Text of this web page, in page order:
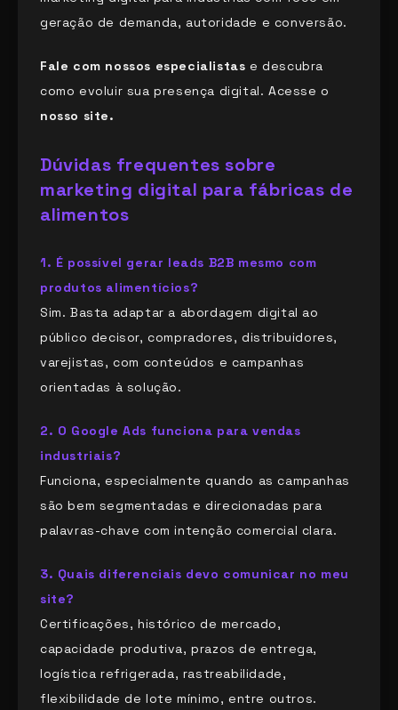
geração de demanda, autoridade e conversão.
Fale com nossos especialistas e descubra
como evoluir sua presença digital. Acesse o
nosso site.
Dúvidas frequentes sobre
marketing digital para fábricas de
alimentos
1. É possível gerar leads B2B mesmo com
produtos alimentícios?
Sim. Basta adaptar a abordagem digital ao
público decisor, compradores, distribuidores,
varejistas, com conteúdos e campanhas
orientadas à solução.
2. O Google Ads funciona para vendas
industriais?
Funciona, especialmente quando as campanhas
são bem segmentadas e direcionadas para
palavras-chave com intenção comercial clara.
3. Quais diferenciais devo comunicar no meu
site?
Certificações, histórico de mercado,
capacidade produtiva, prazos de entrega,
logística refrigerada, rastreabilidade,
flexibilidade de lote mínimo, entre outros.